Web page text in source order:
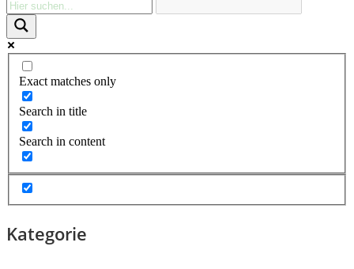
Exact matches only
Search in title
Search in content
Kategorie